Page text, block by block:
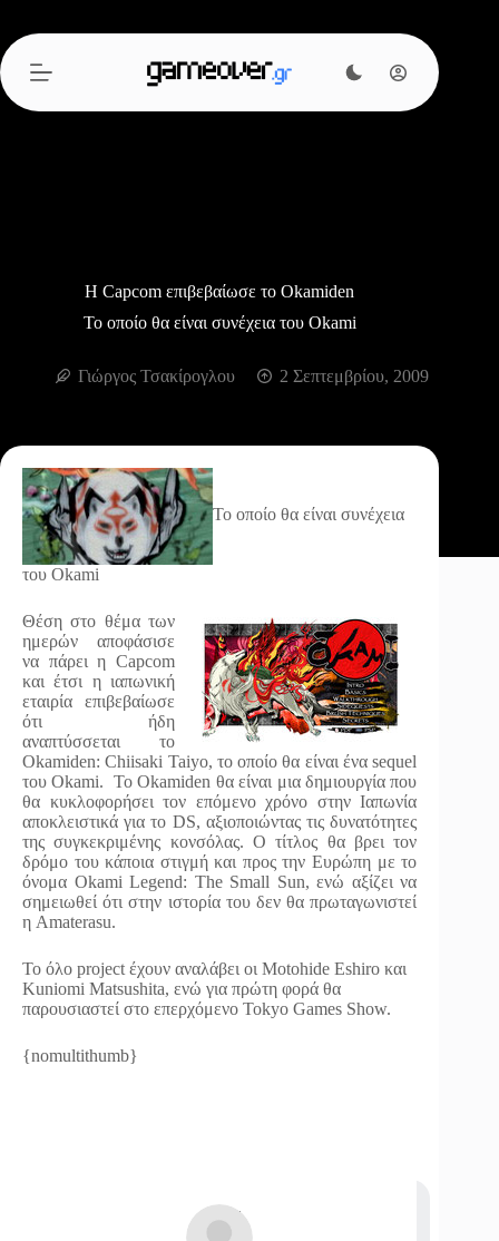
περιεχόμενο
Η Capcom επιβεβαίωσε το Okamiden
Το οποίο θα είναι συνέχεια του Okami
Γιώργος Τσακίρογλου 2 Σεπτεμβρίου, 2009
Το οποίο θα είναι συνέχεια
του Okami
Θέση στο θέμα των
ημερών αποφάσισε
να πάρει η Capcom
και έτσι η ιαπωνική
εταιρία επιβεβαίωσε
ότι ήδη
αναπτύσσεται το
Okamiden: Chiisaki Taiyo, το οποίο θα είναι ένα sequel
του Okami. Το Okamiden θα είναι μια δημιουργία που
θα κυκλοφορήσει τον επόμενο χρόνο στην Ιαπωνία
αποκλειστικά για το DS, αξιοποιώντας τις δυνατότητες
της συγκεκριμένης κονσόλας. Ο τίτλος θα βρει τον
δρόμο του κάποια στιγμή και προς την Ευρώπη με το
όνομα Okami Legend: The Small Sun, ενώ αξίζει να
σημειωθεί ότι στην ιστορία του δεν θα πρωταγωνιστεί
η Amaterasu.
Το όλο project έχουν αναλάβει οι Motohide Eshiro και
Kuniomi Matsushita, ενώ για πρώτη φορά θα
παρουσιαστεί στο επερχόμενο Tokyo Games Show.
{nomultithumb}